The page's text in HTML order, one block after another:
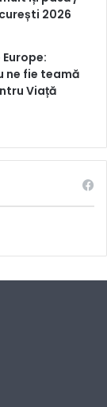
2026
ne fie teamă
Viață